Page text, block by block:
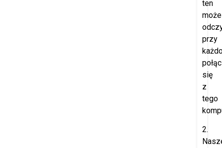
ten
może
przy
się
z
tego
2.